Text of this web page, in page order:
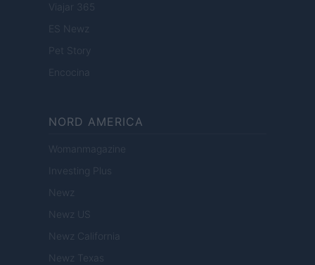
Viajar 365
ES Newz
Pet Story
Encocina
NORD AMERICA
Womanmagazine
Investing Plus
Newz
Newz US
Newz California
Newz Texas